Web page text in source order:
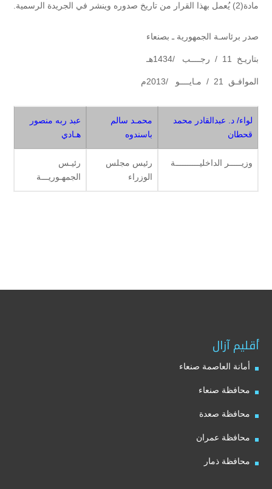
مادة(2) يُعمل بهذا القرار من تاريخ صدوره وينشر في الجريدة الرسمية.
صدر برئاسـة الجمهورية ـ بصنعاء
بتاريـخ 11 / رجــــب /1434هـ
الموافـق 21 / مـايــــو /2013م
لواء/ د. عبدالقادر محمد
قحطان
محمـد سالم
باسندوه
عبد ربه منصور
هـادي
وزيـــــر الداخليــــــــــة
رئيس مجلس
الوزراء
رئيـس
الجمهـوريـــة
أقليم آزال
أمانة العاصمة صنعاء
محافظة صنعاء
محافظة صعدة
محافظة عمران
محافظة ذمار